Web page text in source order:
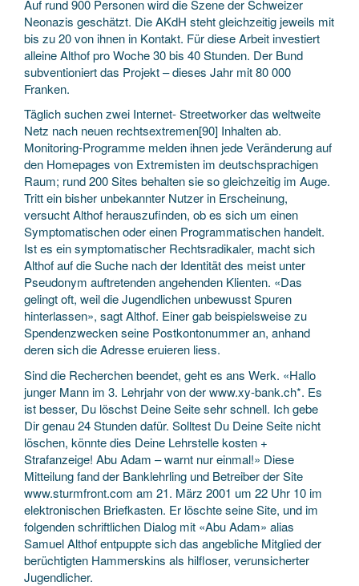
Auf rund 900 Personen wird die Szene der Schweizer
Neonazis geschätzt. Die AKdH steht gleichzeitig jeweils mit
bis zu 20 von ihnen in Kontakt. Für diese Arbeit investiert
alleine Althof pro Woche 30 bis 40 Stunden. Der Bund
subventioniert das Projekt – dieses Jahr mit 80 000
Franken.
Täglich suchen zwei Internet- Streetworker das weltweite
Netz nach neuen rechtsextremen[90] Inhalten ab.
Monitoring-Programme melden ihnen jede Veränderung auf
den Homepages von Extremisten im deutschsprachigen
Raum; rund 200 Sites behalten sie so gleichzeitig im Auge.
Tritt ein bisher unbekannter Nutzer in Erscheinung,
versucht Althof herauszufinden, ob es sich um einen
Symptomatischen oder einen Programmatischen handelt.
Ist es ein symptomatischer Rechtsradikaler, macht sich
Althof auf die Suche nach der Identität des meist unter
Pseudonym auftretenden angehenden Klienten. «Das
gelingt oft, weil die Jugendlichen unbewusst Spuren
hinterlassen», sagt Althof. Einer gab beispielsweise zu
Spendenzwecken seine Postkontonummer an, anhand
deren sich die Adresse eruieren liess.
Sind die Recherchen beendet, geht es ans Werk. «Hallo
junger Mann im 3. Lehrjahr von der www.xy-bank.ch*. Es
ist besser, Du löschst Deine Seite sehr schnell. Ich gebe
Dir genau 24 Stunden dafür. Solltest Du Deine Seite nicht
löschen, könnte dies Deine Lehrstelle kosten +
Strafanzeige! Abu Adam – warnt nur einmal!» Diese
Mitteilung fand der Banklehrling und Betreiber der Site
www.sturmfront.com am 21. März 2001 um 22 Uhr 10 im
elektronischen Briefkasten. Er löschte seine Site, und im
folgenden schriftlichen Dialog mit «Abu Adam» alias
Samuel Althof entpuppte sich das angebliche Mitglied der
berüchtigten Hammerskins als hilfloser, verunsicherter
Jugendlicher.